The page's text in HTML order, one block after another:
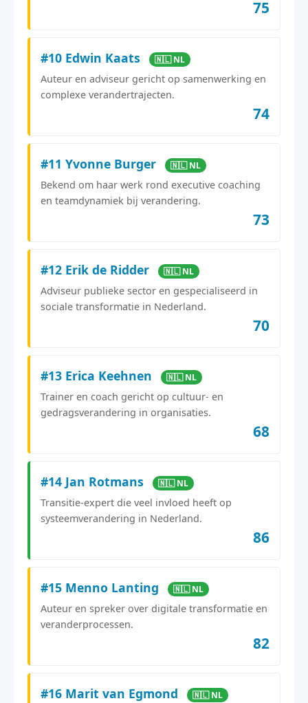
75
#10 Edwin Kaats 🇳🇱 NL
Auteur en adviseur gericht op samenwerking en
complexe verandertrajecten.
74
#11 Yvonne Burger 🇳🇱 NL
Bekend om haar werk rond executive coaching
en teamdynamiek bij verandering.
73
#12 Erik de Ridder 🇳🇱 NL
Adviseur publieke sector en gespecialiseerd in
sociale transformatie in Nederland.
70
#13 Erica Keehnen 🇳🇱 NL
Trainer en coach gericht op cultuur- en
gedragsverandering in organisaties.
68
#14 Jan Rotmans 🇳🇱 NL
Transitie-expert die veel invloed heeft op
systeemverandering in Nederland.
86
#15 Menno Lanting 🇳🇱 NL
Auteur en spreker over digitale transformatie en
veranderprocessen.
82
#16 Marit van Egmond 🇳🇱 NL